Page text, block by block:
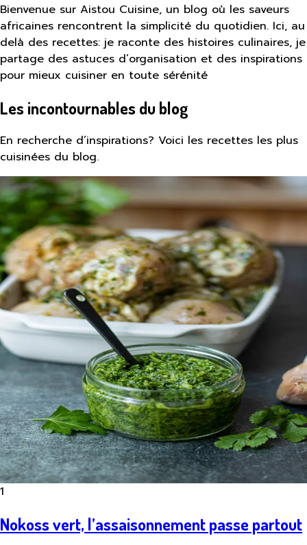
Bienvenue sur Aistou Cuisine, un blog où les saveurs
africaines rencontrent la simplicité du quotidien. Ici, au
delà des recettes: je raconte des histoires culinaires, je
partage des astuces d’organisation et des inspirations
pour mieux cuisiner en toute sérénité
Les incontournables du blog
En recherche d’inspirations? Voici les recettes les plus
cuisinées du blog.
1
Nokoss vert, l’assaisonnement passe partout